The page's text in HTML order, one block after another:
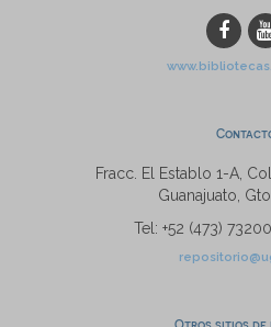
Fracc. El Establo 1-A,
Guanajuato,
Tel: +52 (473)